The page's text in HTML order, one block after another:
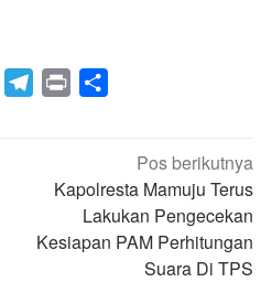
Line Telegram
Print
Pos berikutnya
Kapolresta Mamuju Terus
Lakukan Pengecekan
Kesiapan PAM Perhitungan
Suara Di TPS